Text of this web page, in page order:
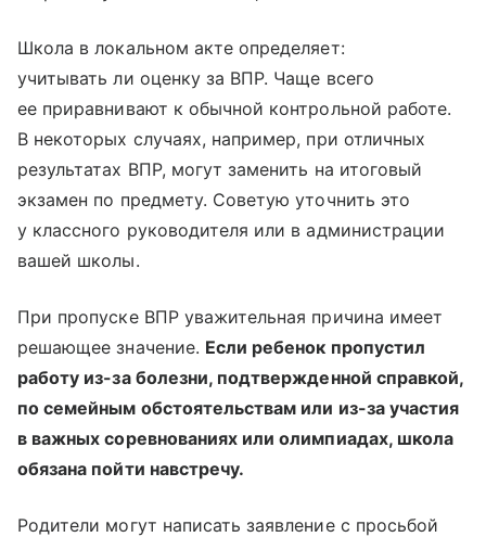
Школа в локальном акте определяет:
учитывать ли оценку за ВПР. Чаще всего
ее приравнивают к обычной контрольной работе.
В некоторых случаях, например, при отличных
результатах ВПР, могут заменить на итоговый
экзамен по предмету. Советую уточнить это
у классного руководителя или в администрации
вашей школы.
При пропуске ВПР уважительная причина имеет
решающее значение. Если ребенок пропустил
работу из-за болезни, подтвержденной справкой,
по семейным обстоятельствам или из-за участия
в важных соревнованиях или олимпиадах, школа
обязана пойти навстречу.
Родители могут написать заявление с просьбой